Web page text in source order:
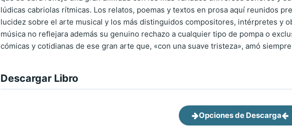
lúdicas cabriolas rítmicas. Los relatos, poemas y textos en prosa aquí reunidos
lucidez sobre el arte musical y los más distinguidos compositores, intérpretes y
música no reflejara además su genuino rechazo a cualquier tipo de pompa o
cómicas y cotidianas de ese gran arte que, «con una suave tristeza», amó
Descargar Libro
Opciones de Descarga